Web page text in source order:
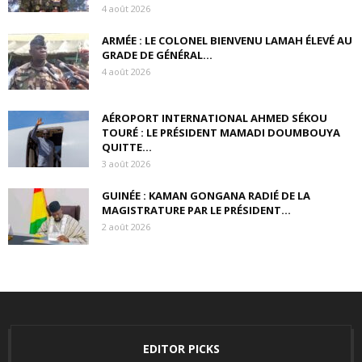
4 août 2026
ARMÉE : LE COLONEL BIENVENU LAMAH ÉLEVÉ AU
GRADE DE GÉNÉRAL...
4 août 2026
AÉROPORT INTERNATIONAL AHMED SÉKOU
TOURÉ : LE PRÉSIDENT MAMADI DOUMBOUYA
QUITTE...
3 août 2026
GUINÉE : KAMAN GONGANA RADIÉ DE LA
MAGISTRATURE PAR LE PRÉSIDENT...
2 août 2026
EDITOR PICKS